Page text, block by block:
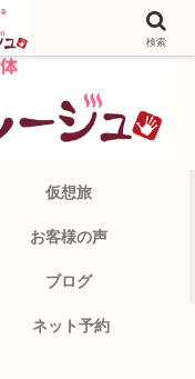
仮想旅
お客様の声
ブログ
ネット予約
検索